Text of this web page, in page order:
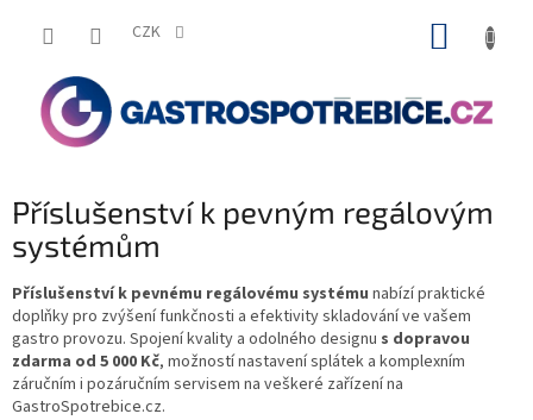
CZK
Příslušenství k pevným regálovým
systémům
Příslušenství k pevnému regálovému systému nabízí praktické
doplňky pro zvýšení funkčnosti a efektivity skladování ve vašem
gastro provozu. Spojení kvality a odolného designu s dopravou
zdarma od 5 000 Kč, možností nastavení splátek a komplexním
záručním i pozáručním servisem na veškeré zařízení na
GastroSpotrebice.cz.